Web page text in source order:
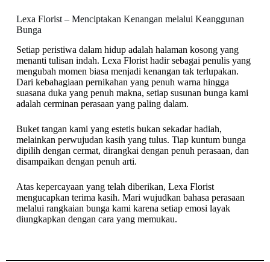
Lexa Florist – Menciptakan Kenangan melalui Keanggunan
Bunga
Setiap peristiwa dalam hidup adalah halaman kosong yang
menanti tulisan indah. Lexa Florist hadir sebagai penulis yang
mengubah momen biasa menjadi kenangan tak terlupakan.
Dari kebahagiaan pernikahan yang penuh warna hingga
suasana duka yang penuh makna, setiap susunan bunga kami
adalah cerminan perasaan yang paling dalam.
Buket tangan kami yang estetis bukan sekadar hadiah,
melainkan perwujudan kasih yang tulus. Tiap kuntum bunga
dipilih dengan cermat, dirangkai dengan penuh perasaan, dan
disampaikan dengan penuh arti.
Atas kepercayaan yang telah diberikan, Lexa Florist
mengucapkan terima kasih. Mari wujudkan bahasa perasaan
melalui rangkaian bunga kami karena setiap emosi layak
diungkapkan dengan cara yang memukau.